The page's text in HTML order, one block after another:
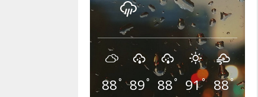
88° 89° 88° 91° 88°